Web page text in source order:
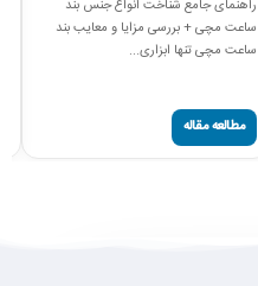
راهنمای جامع شناخت انواع جنس بند
ساعت مچی + بررسی مزایا و معایب بند
ساعت مچی تنها ابزاری...
مطالعه مقاله